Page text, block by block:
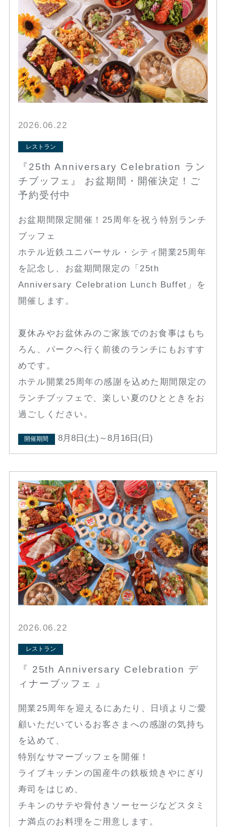
2026.06.22
レストラン
『25th Anniversary Celebration ラン
チブッフェ』 お盆期間・開催決定！ご
予約受付中
お盆期間限定開催！25周年を祝う特別ランチ
ブッフェ
ホテル近鉄ユニバーサル・シティ開業25周年
を記念し、お盆期間限定の「25th
Anniversary Celebration Lunch Buffet」を
開催します。
夏休みやお盆休みのご家族でのお食事はもち
ろん、パークへ行く前後のランチにもおすす
めです。
ホテル開業25周年の感謝を込めた期間限定の
ランチブッフェで、楽しい夏のひとときをお
過ごしください。
開催期間 8月8日(土)～8月16日(日)
2026.06.22
レストラン
『 25th Anniversary Celebration デ
ィナーブッフェ 』
開業25周年を迎えるにあたり、日頃よりご愛
顧いただいているお客さまへの感謝の気持ち
を込めて、
特別なサマーブッフェを開催！
ライブキッチンの国産牛の鉄板焼きやにぎり
寿司をはじめ、
チキンのサテや骨付きソーセージなどスタミ
ナ満点のお料理をご用意します。